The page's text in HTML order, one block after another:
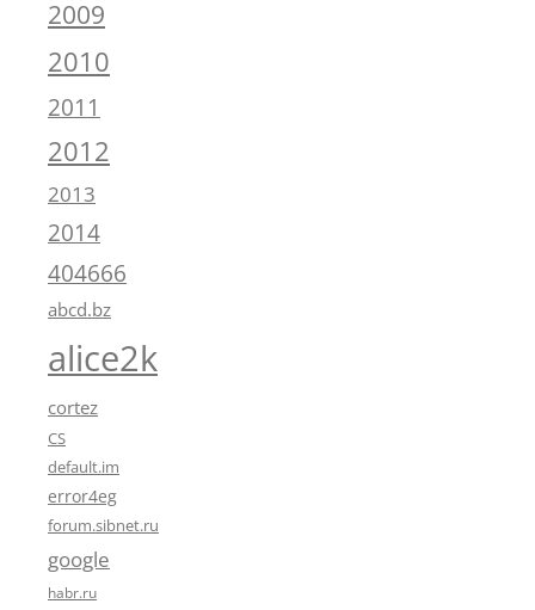
2009
2010
2011
2012
2013
2014
404666
abcd.bz
alice2k
cortez
CS
default.im
error4eg
forum.sibnet.ru
google
habr.ru